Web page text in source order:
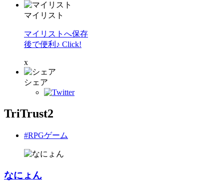
マイリスト
マイリストへ保存
後で便利♪ Click!
x
シェア
TriTrust2
#RPGゲーム
なにょん